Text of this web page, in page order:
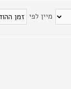
מיין לפי